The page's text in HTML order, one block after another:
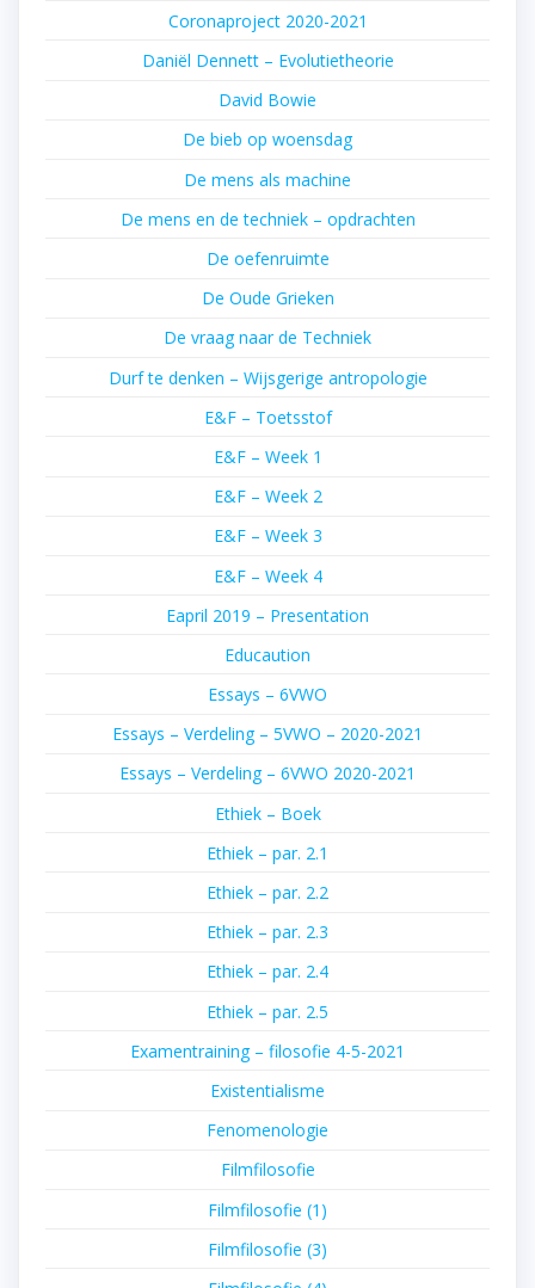
Coronaproject 2020-2021
Daniël Dennett – Evolutietheorie
David Bowie
De bieb op woensdag
De mens als machine
De mens en de techniek – opdrachten
De oefenruimte
De Oude Grieken
De vraag naar de Techniek
Durf te denken – Wijsgerige antropologie
E&F – Toetsstof
E&F – Week 1
E&F – Week 2
E&F – Week 3
E&F – Week 4
Eapril 2019 – Presentation
Educaution
Essays – 6VWO
Essays – Verdeling – 5VWO – 2020-2021
Essays – Verdeling – 6VWO 2020-2021
Ethiek – Boek
Ethiek – par. 2.1
Ethiek – par. 2.2
Ethiek – par. 2.3
Ethiek – par. 2.4
Ethiek – par. 2.5
Examentraining – filosofie 4-5-2021
Existentialisme
Fenomenologie
Filmfilosofie
Filmfilosofie (1)
Filmfilosofie (3)